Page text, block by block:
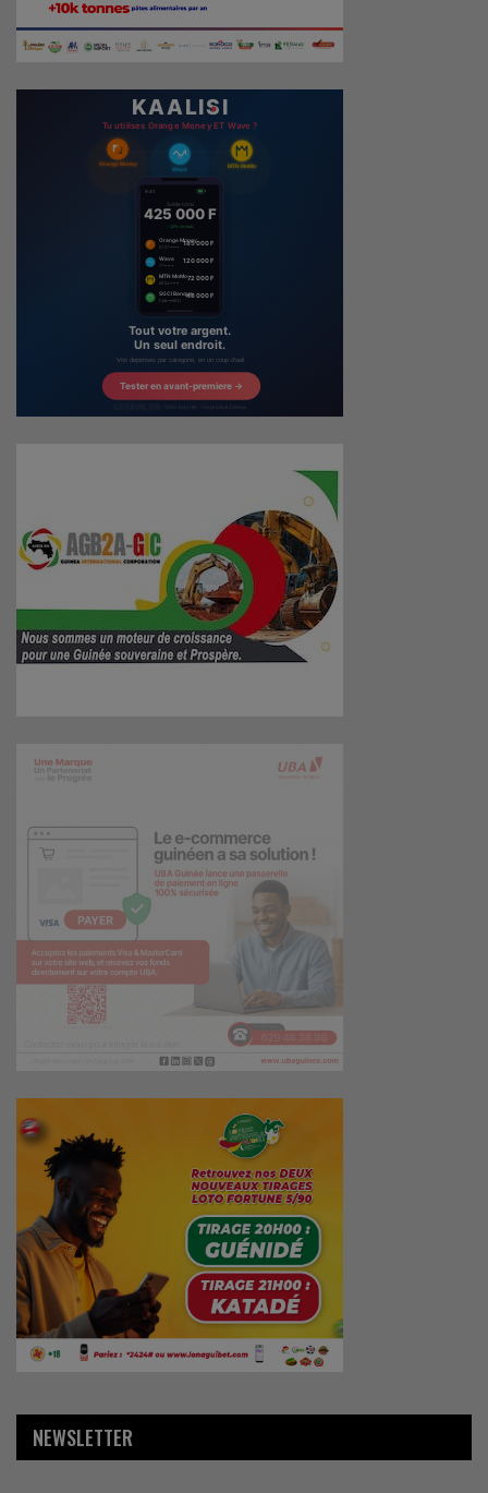
NEWSLETTER